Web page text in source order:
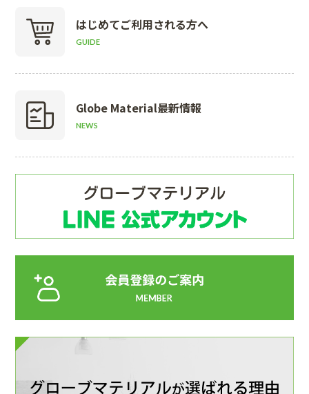
はじめてご利用される方へ
GUIDE
Globe Material最新情報
NEWS